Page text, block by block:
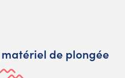
de plongée